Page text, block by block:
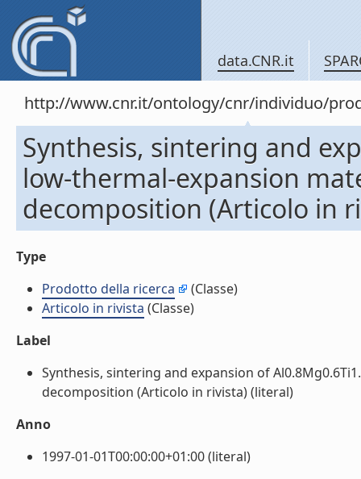
data.CNR.it
http://www.cnr.it/ontology/cnr/individuo/
Synthesis, sintering and
low-thermal-expansion
decomposition (Articolo in
Type
Prodotto della ricerca
(Classe)
Articolo in rivista (Classe)
Label
Synthesis, sintering and expansion of
decomposition (Articolo in rivista) (literal)
Anno
1997-01-01T00:00:00+01:00 (literal)